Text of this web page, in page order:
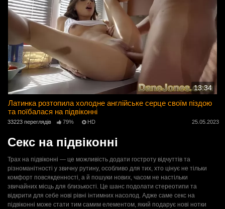
13:34
Латинка розтопила холодне англійське серце своїм піздою
та поїбалася на підвіконні
33223 переглядів 79% HD 25.05.2023
Секс на підвіконні
Трах на підвіконні — це можливість додати гостроту відчуттів та
різноманітності у звичну рутину, особливо для тих, хто цінує не тільки
комфорт повсякденності, а й пошуки нових, часом не настільки
звичайних місць для близькості. Це шанс подолати стереотипи та
відкрити для себе нові рівні інтимних насолод. Адже саме секс на
підвіконні може стати тим самим елементом, який подарує нові нотки